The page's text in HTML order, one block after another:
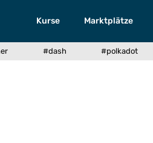
Kurse Marktplätze
#dash #polkadot